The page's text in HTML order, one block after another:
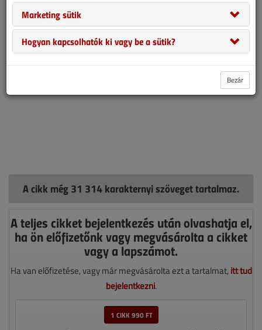
A cikk még 31 314 karakternyi szöveget tartalmaz.
A teljes cikket bejelentkezés után olvashatja el,
ha ön előfizetőnk vagy megvásárolta a cikket
vagy a lapszámot.
Ha van előfizetése, vagy már megvásárolta ezt a tartalmat, itt tud
bejelentkezni.
1 CIKK 990 FT
Marketing sütik
Hogyan kapcsolhatók ki vagy be a sütik?
Bezár